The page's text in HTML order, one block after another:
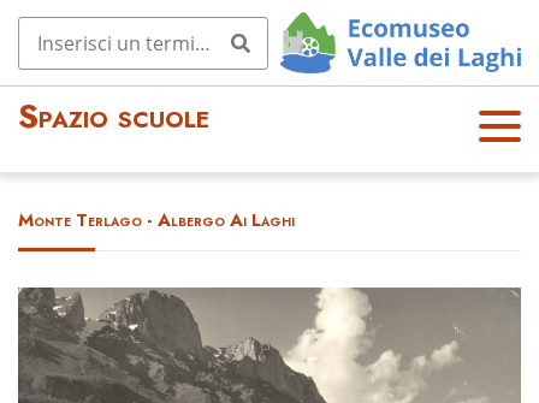
Spazio scuole
OPE
N
Monte Terlago - Albergo Ai Laghi